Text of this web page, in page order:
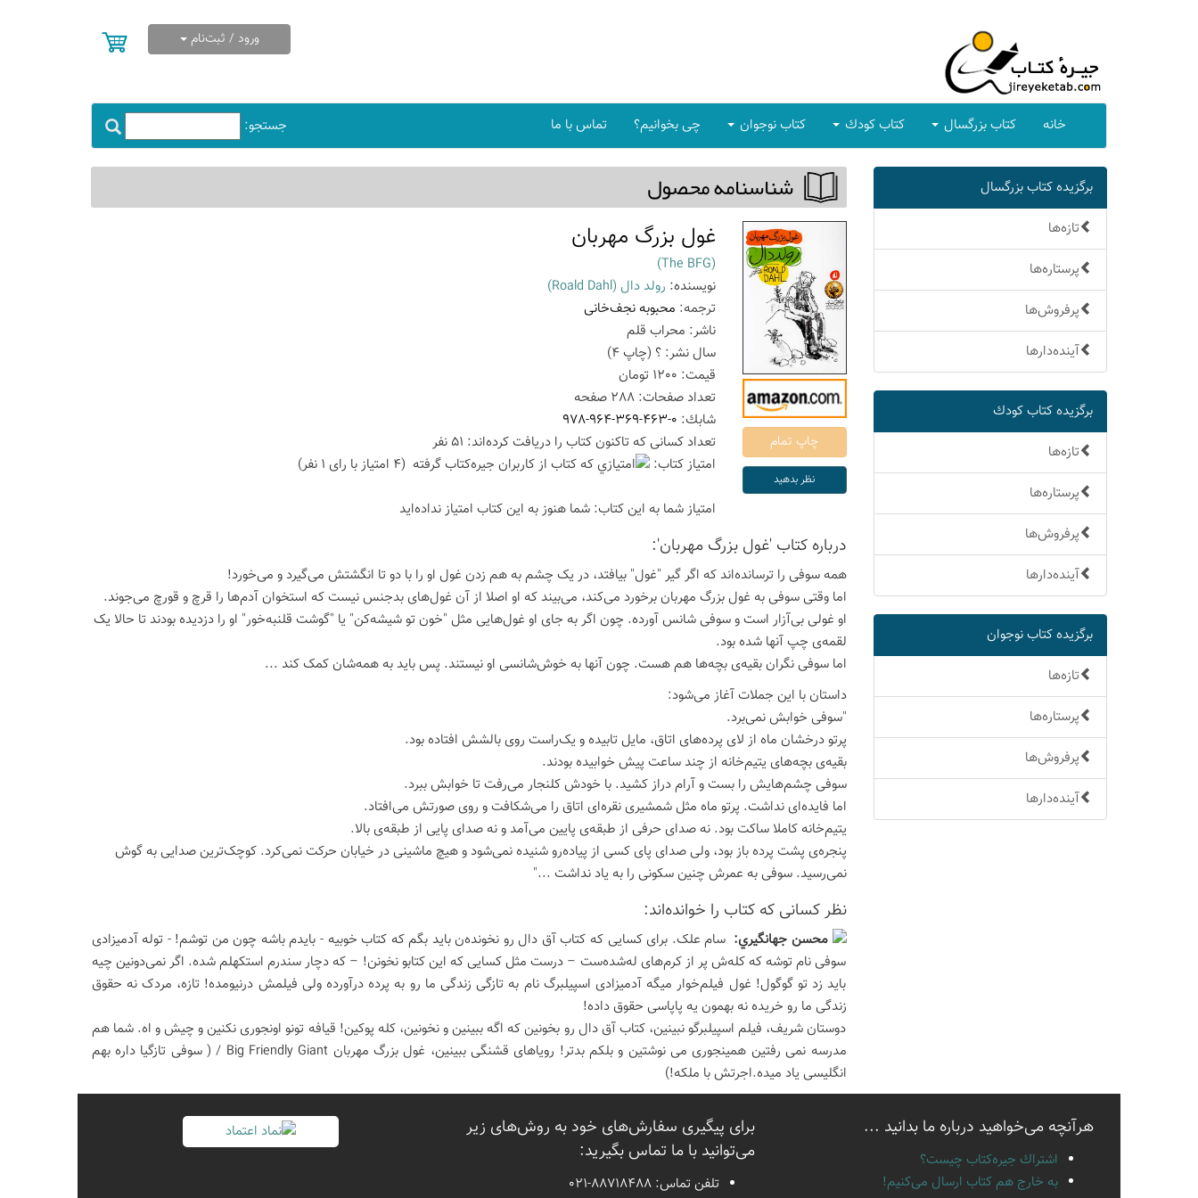
ورود / ثبت‌نام
جستجو: خانه كتاب بزرگسال كتاب كودك كتاب نوجوان چی بخوانیم؟ تماس با ما
برگزیده كتاب بزرگسال
تازه‌ها
پرستاره‌ها
پرفروش‌ها
آینده‌دارها
برگزیده كتاب كودك
تازه‌ها
پرستاره‌ها
پرفروش‌ها
آینده‌دارها
برگزیده كتاب نوجوان
تازه‌ها
پرستاره‌ها
پرفروش‌ها
آینده‌دارها
شناسنامه محصول
غول بزرگ مهربان
(The BFG)
نویسنده: رولد دال (Roald Dahl)
ترجمه: محبوبه نجف‌خانی
ناشر: محراب قلم
سال نشر: ؟ (چاپ4
)
قیمت: 1200 تومان
تعداد صفحات: 288 صفحه
شابك: 978-964-369-463-0
تعداد كسانی كه تاكنون كتاب را دریافت كرده‌اند: 51 نفر
امتیاز كتاب:
(4 امتیاز با رای 1 نفر)
امتیاز شما به این كتاب: شما هنوز به این كتاب امتیاز نداده‌اید
درباره كتاب 'غول بزرگ مهربان':
همه سوفی را ترسانده‌اند که اگر گیر "غول" بیافتد، در یک چشم به هم زدن غول او را با دو تا انگشتش می‌گیرد و می‌خورد!
اما وقتی سوفی به غول بزرگ مهربان برخورد می‌کند، می‌بیند که او اصلا از آن غول‌های بدجنس نیست که استخوان آدم‌ها را قرچ و قورچ می‌جوند.
او غولی بی‌آزار است و سوفی شانس آورده. چون اگر به جای او غول‌هایی مثل "خون تو شیشه‌کن" یا "گوشت قلنبه‌خور" او را دزدیده بودند تا حالا یک
لقمه‌ی چپ آنها شده بود.
اما سوفی نگران بقیه‌ی بچه‌ها هم هست. چون آنها به خوش‌شانسی او نیستند. پس باید به همه‌شان کمک کند ...
داستان با این جملات آغاز می‌شود:
"سوفی خوابش نمی‌برد.
پرتو درخشان ماه از لای پرده‌های اتاق، مایل تابیده و یک‌راست روی بالشش افتاده بود.
بقیه‌ی بچه‌های یتیم‌خانه از چند ساعت پیش خوابیده بودند.
سوفی چشم‌هایش را بست و آرام دراز کشید. با خودش کلنجار می‌رفت تا خوابش ببرد.
اما فایده‌ای نداشت. پرتو ماه مثل شمشیری نقره‌ای اتاق را می‌شکافت و روی صورتش می‌افتاد.
یتیم‌خانه کاملا ساکت بود. نه صدای حرفی از طبقه‌ی پایین می‌آمد و نه صدای پایی از طبقه‌ی بالا.
پنجره‌ی پشت پرده باز بود، ولی صدای پای کسی از پیاده‌رو شنیده نمی‌شود و هیچ ماشینی در خیابان حرکت نمی‌کرد. کوچک‌ترین صدایی به گوش
نمی‌رسید. سوفی به عمرش چنین سکونی را به یاد نداشت ..."
نظر كسانی كه كتاب را خوانده‌اند:
محسن جهانگيري: سام علک. برای کسایی که کتاب آق دال رو نخونده‌ن باید بگم که کتاب خوبیه - بایدم باشه چون من توشم! - توله آدمیزادی
سوفی نام توشه که کله‌ش پر از کرم‌های له‌شده‌ست – درست مثل کسایی که این کتابو نخونن! – که دچار سندرم استکهلم شده. اگر نمی‌دونین چیه
باید زد تو گوگول! غول فیلم‌خوار میگه آدمیزادی اسپیلبرگ نام به تازگی زندگی ما رو به پرده درآورده ولی فیلمش درنیومده! تازه، مردک نه حقوق
زندگی ما رو خریده نه بهمون یه پاپاسی حقوق داده!
دوستان شریف، فیلم اسپیلبرگو نبینین، کتاب آق دال رو بخونین که اگه ببینین و نخونین، کله پوکین! قیافه تونو اونجوری نکنین و چیش و اه. شما هم
مدرسه نمی رفتین همینجوری می نوشتین و بلکم بدتر! رویاهای قشنگی ببینین، غول بزرگ مهربان Big Friendly Giant / ( سوفی تازگیا داره بهم
انگلیسی یاد میده.اجرتش با ملکه!)
هرآنچه می‌خواهید درباره ما بدانید ...
اشتراك جيره‌كتاب چيست؟
به خارج هم كتاب ارسال می‌كنیم!
برای پیگیری سفارش‌های خود به روش‌های زیر
می‌توانید با ما تماس بگیرید:
تلفن تماس: 021-88718488